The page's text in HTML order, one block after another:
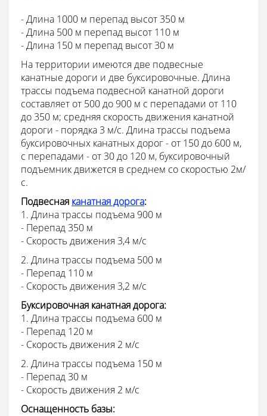
- Длина 1000 м перепад высот 350 м
- Длина 500 м перепад высот 110 м
- Длина 150 м перепад высот 30 м
На территории имеются две подвесные
канатные дороги и две буксировочные. Длина
трассы подъема подвесной канатной дороги
составляет от 500 до 900 м с перепадами от 110
до 350 м; средняя скорость движения канатной
дороги - порядка 3 м/с. Длина трассы подъема
буксировочных канатных дорог - от 150 до 600 м,
с перепадами - от 30 до 120 м, буксировочный
подъемник движется в среднем со скоростью 2м/
с.
Подвесная канатная дорога:
1. Длина трассы подъема 900 м
- Перепад 350 м
- Скорость движения 3,4 м/с
2. Длина трассы подъема 500 м
- Перепад 110 м
- Скорость движения 3,2 м/с
Буксировочная канатная дорога:
1. Длина трассы подъема 600 м
- Перепад 120 м
- Скорость движения 2 м/с
2. Длина трассы подъема 150 м
- Перепад 30 м
- Скорость движения 2 м/с
Оснащенность базы: